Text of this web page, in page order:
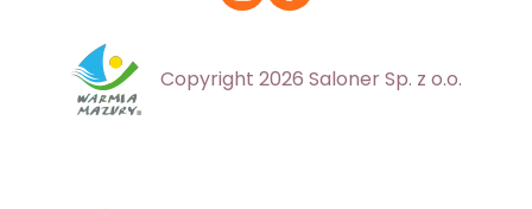
Copyright 2026 Saloner Sp. z o.o.